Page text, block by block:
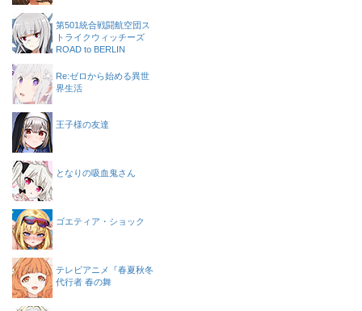
第501統合戦闘航空団ス
トライクウィッチーズ
ROAD to BERLIN
Re:ゼロから始める異世
界生活
王子様の友達
となりの吸血鬼さん
ゴエティア・ショック
テレビアニメ『春夏秋冬
代行者 春の舞